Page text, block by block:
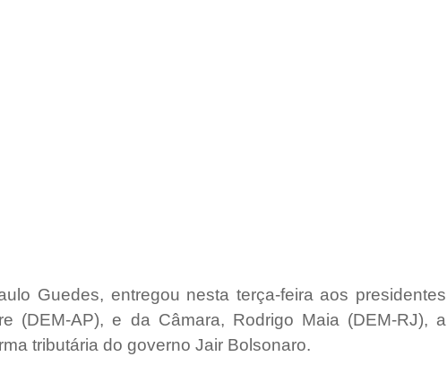
Guedes, entregou nesta terça-feira aos presidentes
(DEM-AP), e da Câmara, Rodrigo Maia (DEM-RJ), a
tributária do governo Jair Bolsonaro.